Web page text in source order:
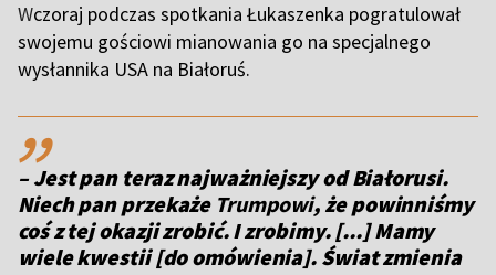
Wczoraj podczas spotkania Łukaszenka pogratulował
swojemu gościowi mianowania go na specjalnego
wysłannika USA na Białoruś.
,,
– Jest pan teraz najważniejszy od Białorusi.
Niech pan przekaże Trumpowi, że powinniśmy
coś z tej okazji zrobić. I zrobimy. [...] Mamy
wiele kwestii [do omówienia]. Świat zmienia